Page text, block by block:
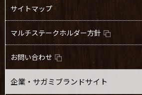
サイトマップ
マルチステークホルダー方針
お問い合わせ
企業・サガミブランドサイト